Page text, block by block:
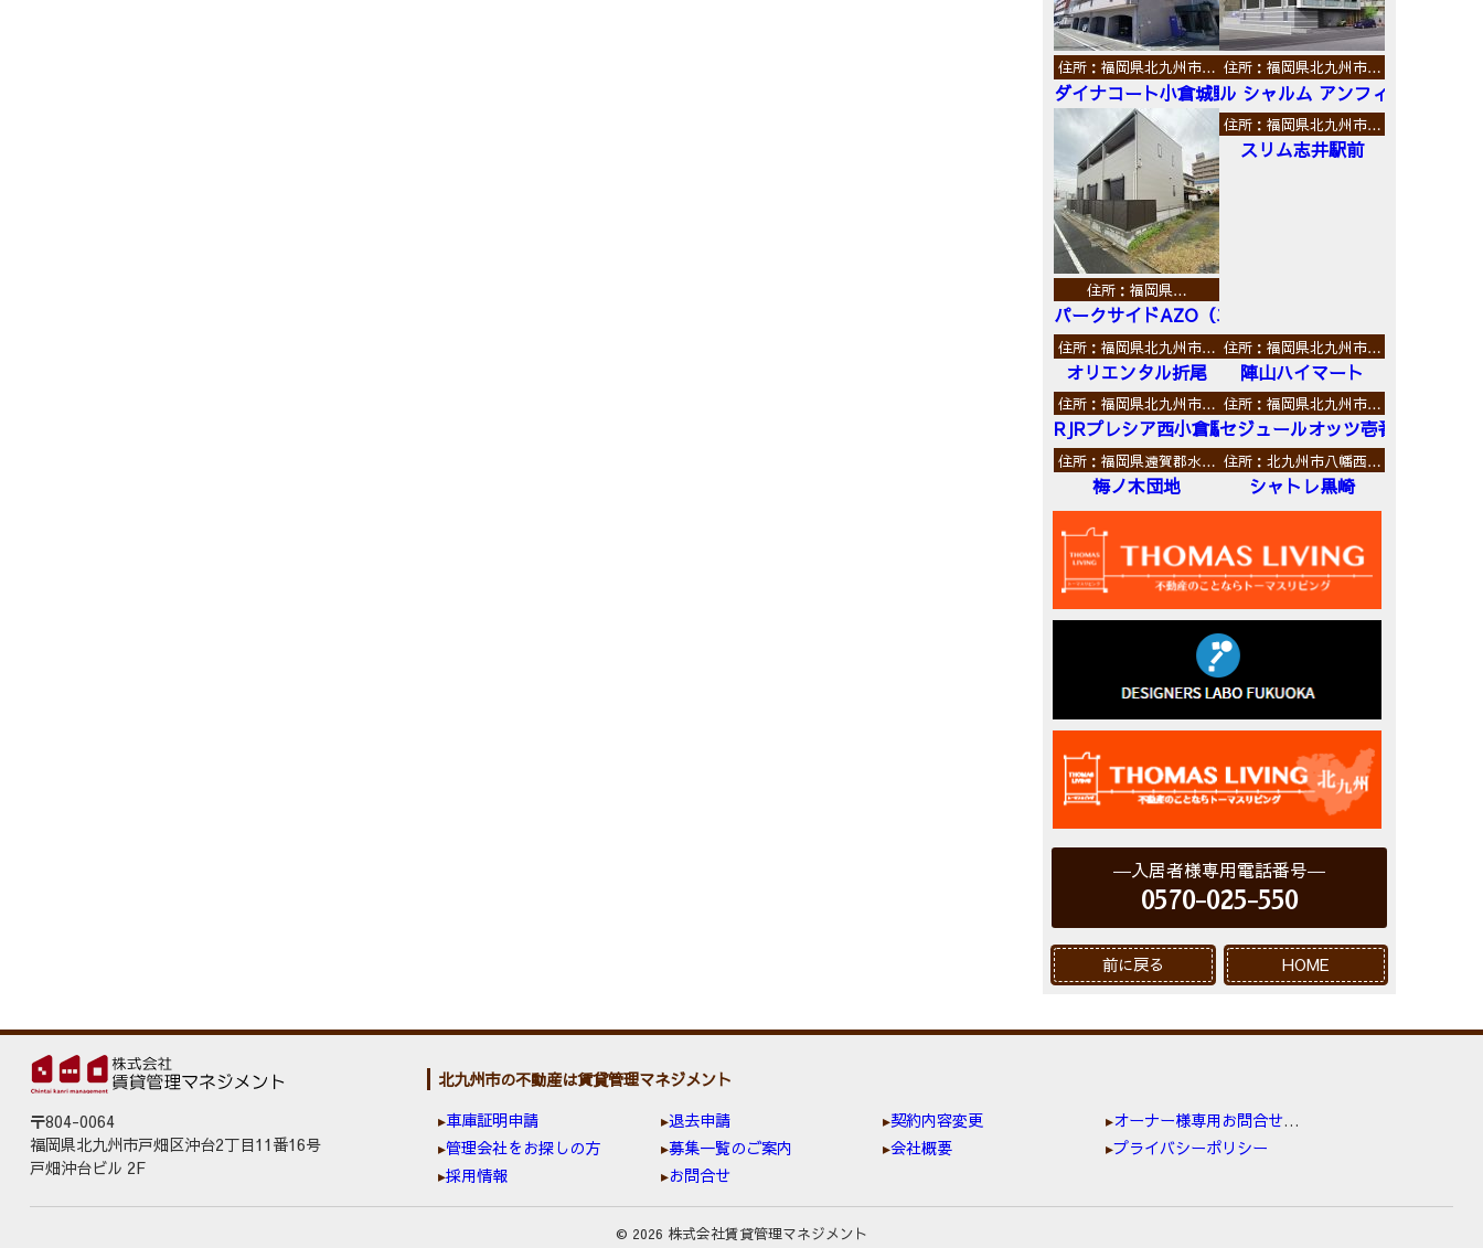
住所：福岡県北九州市…
ダイナコート小倉城野
住所：福岡県北九州市…
ル シャルム アンフィニ
住所：福岡県…
パークサイドAZO（エーゼットオー）
住所：福岡県北九州市…
スリム志井駅前
住所：福岡県北九州市…
オリエンタル折尾
住所：福岡県北九州市…
陣山ハイマート
住所：福岡県北九州市…
RJRプレシア西小倉駅前
住所：福岡県北九州市…
セジュールオッツ壱番館
住所：福岡県遠賀郡水…
梅ノ木団地
住所：北九州市八幡西…
シャトレ黒崎
入居者様専用電話番号
0570-025-550
前に戻る HOME
〒804-0064
福岡県北九州市戸畑区沖台2丁目11番16号
戸畑沖台ビル 2F
北九州市の不動産は賃貸管理マネジメント
車庫証明申請
退去申請 契約内容変更
オーナー様専用お問合せ窓口
管理会社をお探しの方
募集一覧のご案内 会社概要
プライバシーポリシー
採用情報
お問合せ
© 2026 株式会社賃貸管理マネジメント